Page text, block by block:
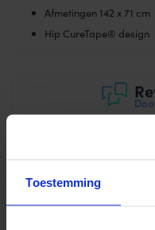
Toestemming
Afmetingen 142 x 71 cm
Hip CureTape® design
Er zijn nog geen beoordelingen.